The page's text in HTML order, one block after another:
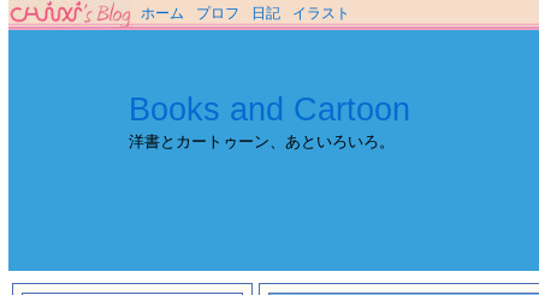
ホーム プロフ 日記 イラスト
Books and Cartoon
洋書とカートゥーン、あといろいろ。